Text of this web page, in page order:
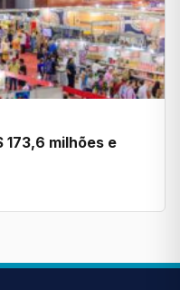
173,6 milhões e